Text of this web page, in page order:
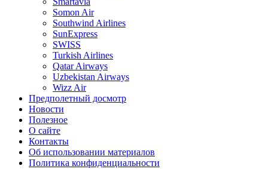
Somon Air
Southwind Airlines
SunExpress
SWISS
Turkish Airlines
Qatar Airways
Uzbekistan Airways
Wizz Air
Предполетный досмотр
Новости
Полезное
О сайте
Контакты
Об использовании материалов
Политика конфиденциальности